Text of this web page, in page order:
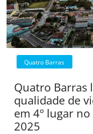
Quatro Barras
Quatro Barras
qualidade de
em 4º lugar
2025